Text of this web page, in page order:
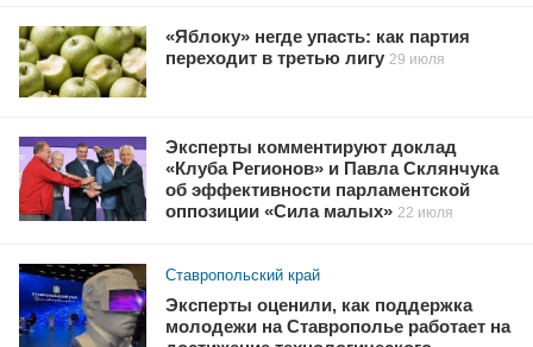
«Яблоку» негде упасть: как партия
переходит в третью лигу 29 июля
Эксперты комментируют доклад
«Клуба Регионов» и Павла Склянчука
об эффективности парламентской
оппозиции «Сила малых» 22 июля
Ставропольский край
Эксперты оценили, как поддержка
молодежи на Ставрополье работает на